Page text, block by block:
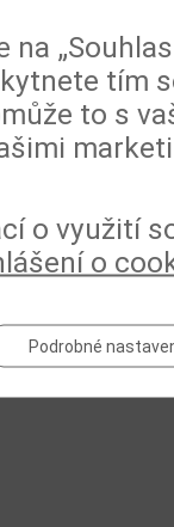
na
tím
to s
o využití
o
Podrobné